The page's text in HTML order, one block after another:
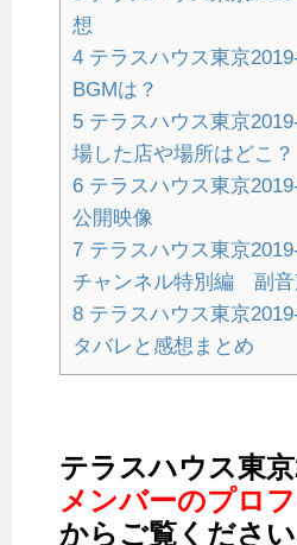
想
4 テラスハウス東京
BGMは？
5 テラスハウス東京
場した店や場所はどこ？
6 テラスハウス東京
公開映像
7 テラスハウス東京
チャンネル特別編 副音
8 テラスハウス東京
タバレと感想まとめ
テラスハウス東
メンバーのプロ
からご覧ください